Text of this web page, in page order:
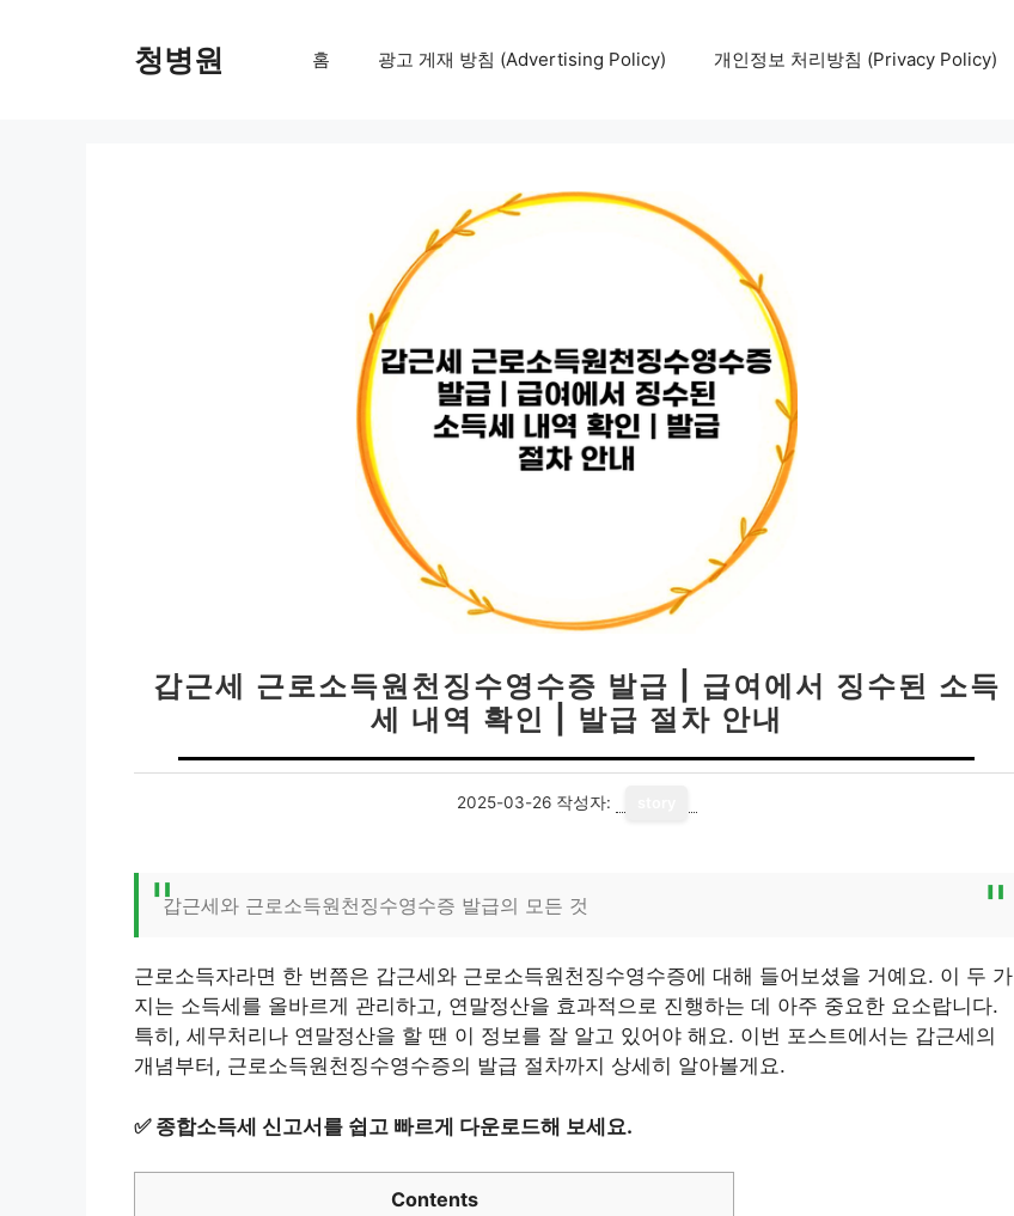
청병원 홈 광고 게재 방침 (Advertising Policy) 개인정보 처리방침 (Privacy Policy)
갑근세 근로소득원천징수영수증 발급 | 급여에서 징수된 소득
세 내역 확인 | 발급 절차 안내
2025-03-26 작성자:
갑근세와 근로소득원천징수영수증 발급의 모든 것
근로소득자라면 한 번쯤은 갑근세와 근로소득원천징수영수증에 대해 들어보셨을 거예요. 이 두 가
지는 소득세를 올바르게 관리하고, 연말정산을 효과적으로 진행하는 데 아주 중요한 요소랍니다.
특히, 세무처리나 연말정산을 할 땐 이 정보를 잘 알고 있어야 해요. 이번 포스트에서는 갑근세의
개념부터, 근로소득원천징수영수증의 발급 절차까지 상세히 알아볼게요.
✅ 종합소득세 신고서를 쉽고 빠르게 다운로드해 보세요.
Contents